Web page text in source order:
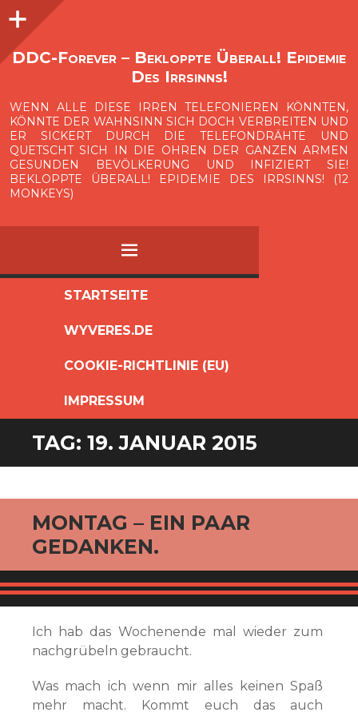
O
p
e
n
i
d
e
b
a
DDC-Forever – Bekloppte Überall! Epidemie
Des Irrsinns!
WENN ALLE DIESE IRREN TELEFONIEREN KÖNNTEN,
KÖNNTE DER WAHNSINN SICH DOCH VERBREITEN UND
ER SICKERT DURCH DIE TELEFONDRÄHTE UND
QUETSCHT SICH IN DIE OHREN DER GANZEN ARMEN
GESUNDEN BEVÖLKERUNG UND INFIZIERT SIE!
BEKLOPPTE ÜBERALL! EPIDEMIE DES IRRSINNS! (12
MONKEYS)
MENÜ
SPRINGEN
STARTSEITE
WYVERES.DE
COOKIE-RICHTLINIE (EU)
IMPRESSUM
Seitenleiste
TAG: 19. JANUAR 2015
MONTAG – EIN PAAR
GEDANKEN.
Ich hab das Wochenende mal wieder zum
nachgrübeln gebraucht.
Was mach ich wenn mir alles keinen Spaß
mehr macht. Kommt euch das auch